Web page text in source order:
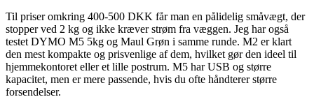
Til priser omkring 400-500 DKK får man en pålidelig småvægt, der
stopper ved 2 kg og ikke kræver strøm fra væggen. Jeg har også
testet DYMO M5 5kg og Maul Grøn i samme runde. M2 er klart
den mest kompakte og prisvenlige af dem, hvilket gør den ideel til
hjemmekontoret eller et lille postrum. M5 har USB og større
kapacitet, men er mere passende, hvis du ofte håndterer større
forsendelser.